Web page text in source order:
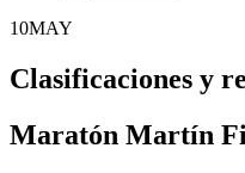
10MAY
Clasificaciones y
Maratón Martín